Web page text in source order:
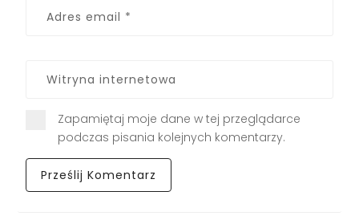
Zapamiętaj moje dane w tej przeglądarce
podczas pisania kolejnych komentarzy.